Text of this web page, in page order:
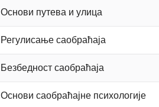
Основи путева и улица
Регулисање саобраћаја
Безбедност саобраћаја
Основи саобраћајне психологије